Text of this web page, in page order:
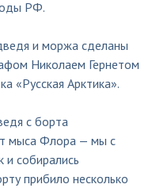
РФ.
и моржа сделаны
Николаем Гернетом
«Русская Арктика».
с борта
мыса Флора — мы с
и собирались
прибило несколько